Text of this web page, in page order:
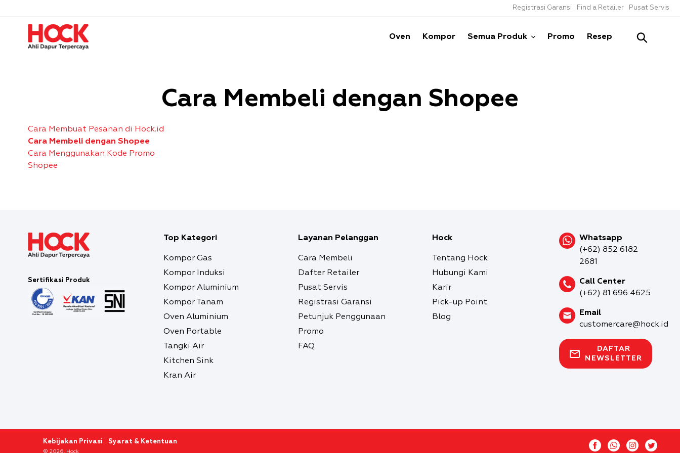
Pusat Servis
Find a Retailer
Registrasi Garansi
Oven Kompor Semua Produk Promo Resep
Cara Membeli dengan Shopee
Cara Membuat Pesanan di Hock.id
Cara Membeli dengan Shopee
Cara Menggunakan Kode Promo
Shopee
Sertifikasi Produk
Top Kategori
Kompor Gas
Kompor Induksi
Kompor Aluminium
Kompor Tanam
Oven Aluminium
Oven Portable
Tangki Air
Kitchen Sink
Kran Air
Layanan Pelanggan
Cara Membeli
Dafter Retailer
Pusat Servis
Registrasi Garansi
Petunjuk Penggunaan
Promo
FAQ
Hock
Tentang Hock
Hubungi Kami
Karir
Pick-up Point
Blog
Whatsapp
(+62) 852 6182
2681
Call Center
(+62) 81 696 4625
Email
customercare@hock.id
DAFTAR
NEWSLETTER
Kebijakan Privasi Syarat & Ketentuan
© 2026, Hock